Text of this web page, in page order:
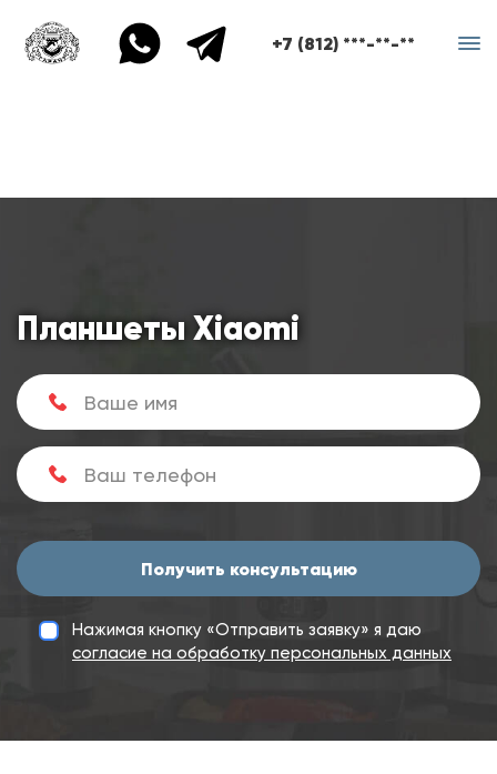
+7 (812) ***-**-**
Планшеты Xiaomi
Получить консультацию
Нажимая кнопку «Отправить заявку» я даю
согласие на обработку персональных данных